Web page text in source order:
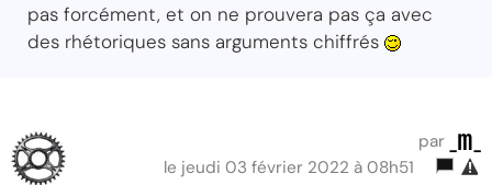
pas forcément, et on ne prouvera pas ça avec
des rhétoriques sans arguments chiffrés
par _m_
le jeudi 03 février 2022 à 08h51